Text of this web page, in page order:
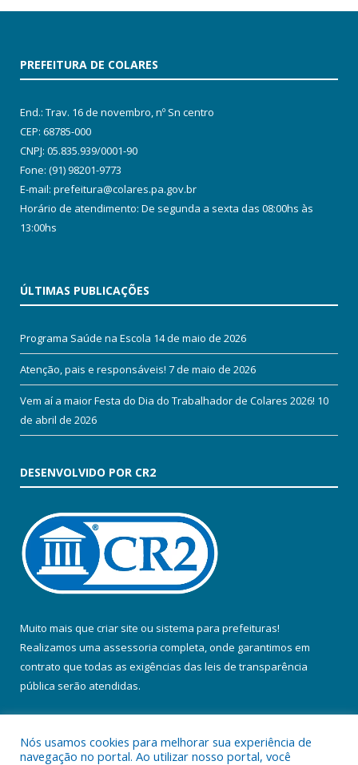
PREFEITURA DE COLARES
End.: Trav. 16 de novembro, nº Sn centro
CEP: 68785-000
CNPJ: 05.835.939/0001-90
Fone: (91) 98201-9773
E-mail: prefeitura@colares.pa.gov.br
Horário de atendimento: De segunda a sexta das 08:00hs às
13:00hs
ÚLTIMAS PUBLICAÇÕES
Programa Saúde na Escola 14 de maio de 2026
Atenção, pais e responsáveis! 7 de maio de 2026
Vem aí a maior Festa do Dia do Trabalhador de Colares 2026! 10
de abril de 2026
DESENVOLVIDO POR CR2
Muito mais que criar site ou sistema para prefeituras!
Realizamos uma assessoria completa, onde garantimos em
contrato que todas as exigências das leis de transparência
pública serão atendidas.
Nós usamos cookies para melhorar sua experiência de
navegação no portal. Ao utilizar nosso portal, você